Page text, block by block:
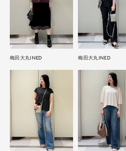
梅田大丸INED 梅田大丸INED